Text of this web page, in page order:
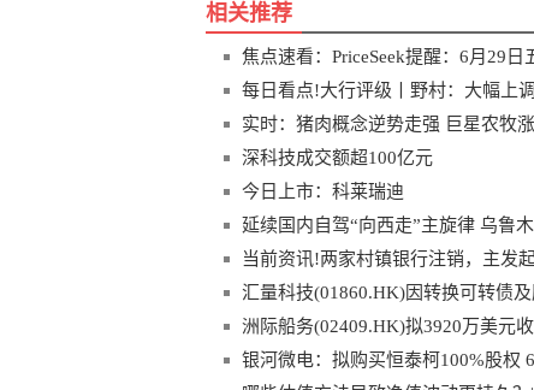
相关推荐
焦点速看：PriceSeek提醒：6月29
每日看点!大行评级丨野村：大幅上
实时：猪肉概念逆势走强 巨星农牧
深科技成交额超100亿元
今日上市：科莱瑞迪
延续国内自驾“向西走”主旋律 乌鲁
当前资讯!两家村镇银行注销，主发
汇量科技(01860.HK)因转换可转债
洲际船务(02409.HK)拟3920万美元
银河微电：拟购买恒泰柯100%股权